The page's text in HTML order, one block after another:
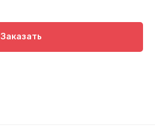
Заказать